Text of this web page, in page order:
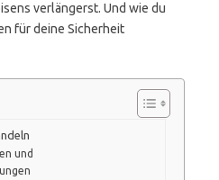
verlängerst. Und wie du
für deine Sicherheit
und